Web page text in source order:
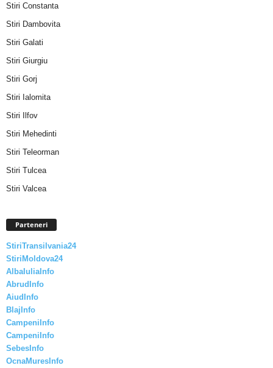
Stiri Constanta
Stiri Dambovita
Stiri Galati
Stiri Giurgiu
Stiri Gorj
Stiri Ialomita
Stiri Ilfov
Stiri Mehedinti
Stiri Teleorman
Stiri Tulcea
Stiri Valcea
Parteneri
StiriTransilvania24
StiriMoldova24
AlbaIuliaInfo
AbrudInfo
AiudInfo
BlajInfo
CampeniInfo
CampeniInfo
SebesInfo
OcnaMuresInfo